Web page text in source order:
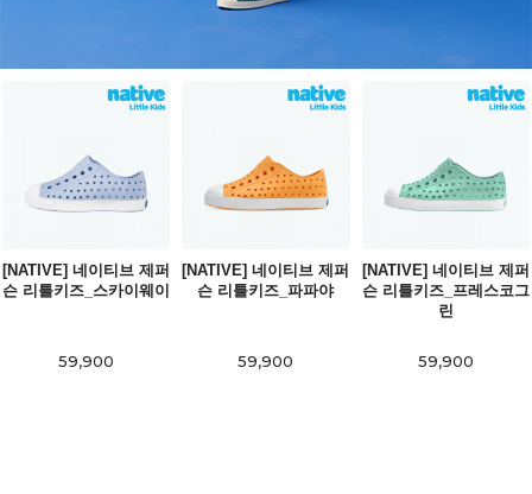
[NATIVE] 네이티브 제퍼
슨 리틀키즈_스카이웨이
59,900
[NATIVE] 네이티브 제퍼
슨 리틀키즈_파파야
59,900
[NATIVE] 네이티브 제퍼
슨 리틀키즈_프레스코그
린
59,900